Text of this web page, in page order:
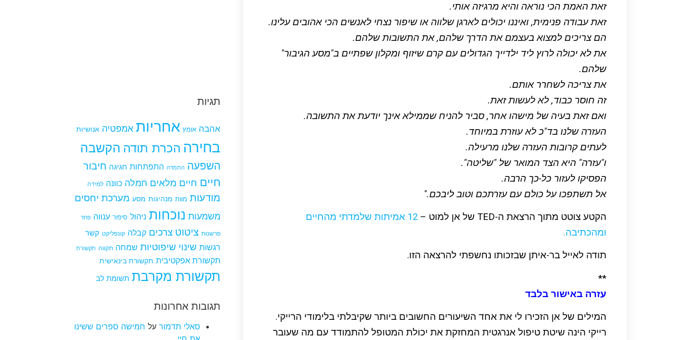
זאת האמת הכי נוראה והיא מרגיזה אותי.
זאת עבודה פנימית, ואיננו יכולים לארגן שלווה או שיפור נצחי לאנשים הכי אהובים עלינו.
הם צריכים למצוא בעצמם את הדרך שלהם, את התשובות שלהם.
את לא יכולה לרוץ ליד ילדייך הגדולים עם קרם שיזוף ומקלון שפתיים ב"מסע הגיבור"
שלהם.
את צריכה לשחרר אותם.
זה חוסר כבוד, לא לעשות זאת.
ואם זאת בעיה של מישהו אחר, סביר להניח שממילא אינך יודעת את התשובה.
העזרה שלנו בד"כ לא עוזרת במיוחד.
לעתים קרובות העזרה שלנו מרעילה.
ו"עזרה" היא הצד המואר של "שליטה".
הפסיקו לעזור כל-כך הרבה.
אל תשתפכו על כולם עם עזרתכם וטוב ליבכם."
הקטע צוטט מתוך הרצאת ה-TED של אן למוט –
12 אמיתות שלמדתי מהחיים
ומהכתיבה.
תודה לאייל בר-איתן שבזכותו נחשפתי להרצאה הזו.
**
עזרה באישור בלבד
המילים של אן הזכירו לי את אחד השיעורים החשובים ביותר שקיבלתי בלימודי הרייקי.
רייקי הינה שיטת טיפול אנרגטית המחזקת את יכולת המטופל להתמודד עם מה שעובר
תגיות
אהבה אומץ אחריות אמפטיה אנושיות
בחירה הכרת תודה הקשבה
השפעה התמדה התפתחות חגיגה חיבור
חיים חיים מלאים חמלה כוונה למידה
מודעות מוות מנהיגות מסע מערכת יחסים
משמעות נוכחות ניהול סיפור ענווה פחד
פרשנות ציטוט צרכים קבלה קונפליקט קשר
רגשות שינוי שיפוטיות שמחה תקווה תקשורת
תקשורת אפקטיבית תקשורת בינאישית
תקשורת מקרבת תשומת לב
תגובות אחרונות
סאלי תדמורעל חמישה ספרים ששינו